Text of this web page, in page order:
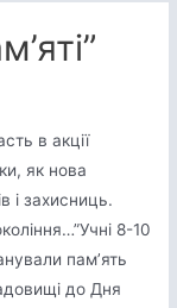
в акції
як нова
і захисниць.
8-10
пам’ять
до Дня